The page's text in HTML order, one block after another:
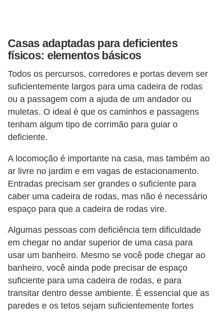
Casas adaptadas para deficientes
físicos: elementos básicos
Todos os percursos, corredores e portas devem ser
suficientemente largos para uma cadeira de rodas
ou a passagem com a ajuda de um andador ou
muletas. O ideal é que os caminhos e passagens
tenham algum tipo de corrimão para guiar o
deficiente.
A locomoção é importante na casa, mas também ao
ar livre no jardim e em vagas de estacionamento.
Entradas precisam ser grandes o suficiente para
caber uma cadeira de rodas, mas não é necessário
espaço para que a cadeira de rodas vire.
Algumas pessoas com deficiência tem dificuldade
em chegar no andar superior de uma casa para
usar um banheiro. Mesmo se você pode chegar ao
banheiro, você ainda pode precisar de espaço
suficiente para uma cadeira de rodas, e para
transitar dentro desse ambiente. É essencial que as
paredes e os tetos sejam suficientemente fortes